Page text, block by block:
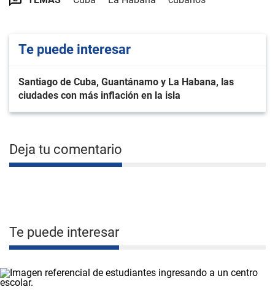
Te puede interesar
Santiago de Cuba, Guantánamo y La Habana, las
ciudades con más inflación en la isla
Deja tu comentario
Te puede interesar